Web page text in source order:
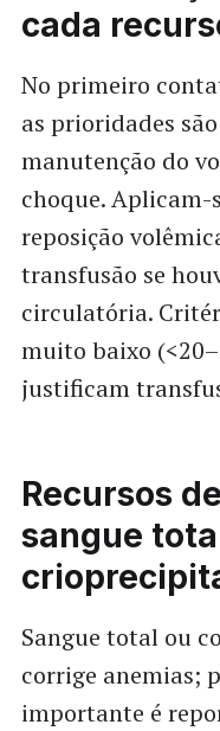
cada
No primeiro
as prioridades
manutenção do
choque. Aplicam-
reposição
transfusão se
circulatória.
muito baixo
justificam
Recursos
sangue
Sangue total ou
corrige anemias;
importante é